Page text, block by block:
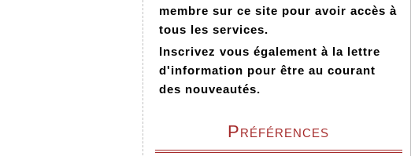
membre sur ce site pour avoir accès à
tous les services.
Inscrivez vous également à la lettre
d'information pour être au courant
des nouveautés.
Préférences